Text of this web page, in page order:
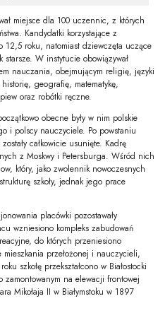
miejsce dla 100 uczennic, z których
Kandydatki korzystające z
12,5 roku, natomiast dziewczęta uczące
starsze. W instytucie obowiązywał
nauczania, obejmującym religię, języki
geografię, matematykę,
oraz robótki ręczne.
obecne były w nim polskie
i polscy nauczyciele. Po powstaniu
całkowicie usunięte. Kadrę
z Moskwy i Petersburga. Wśród nich
który, jako zwolennik nowoczesnych
szkoły, jednak jego prace
placówki pozostawały
wzniesiono kompleks zabudowań
do których przeniesiono
mieszkania przełożonej i nauczycieli,
szkołę przekształcono w Białostocki
zamontowanym na elewacji frontowej
Mikołaja II w Białymstoku w 1897